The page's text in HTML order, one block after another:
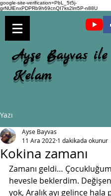
google-site-verification=PbL_5t5j-
grNUlEnxPDPRb9h69cnQI7ks2lm5P-n88U
Ayşe Bayvas
Kelam
Yazı
Kokina zamanı
Ayse Bayvas
11 Ara 2022 1 dakikada okunur
Zamanı geldi…
hevesle beklerdim.
yok, Aralık ayı gelince hala